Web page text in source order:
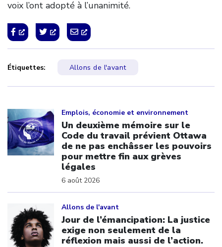
voix l’ont adopté à l’unanimité.
Étiquettes: Allons de l'avant
Emplois, économie et environnement
Un deuxième mémoire sur le
Code du travail prévient Ottawa
de ne pas enchâsser les pouvoirs
pour mettre fin aux grèves
légales
6 août 2026
Allons de l'avant
Jour de l’émancipation: La justice
exige non seulement de la
réflexion mais aussi de l’action.